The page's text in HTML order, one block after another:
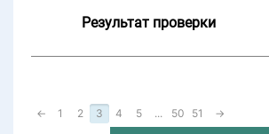
Результат проверки
← 1 2 3 4 5 ... 50 51 →